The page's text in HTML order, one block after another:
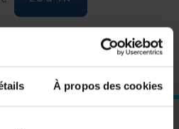
À propos des cookies
here to reset